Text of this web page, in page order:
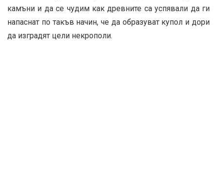
камъни и да се чудим как древните са успявали да ги
напаснат по такъв начин, че да образуват купол и дори
да изградят цели некрополи.